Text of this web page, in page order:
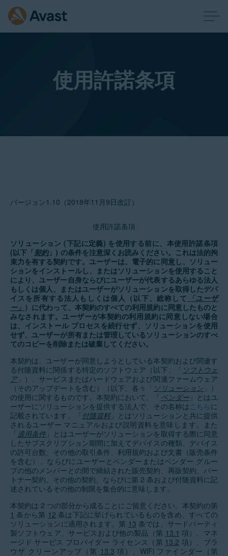
使用許諾条項
バージョン1.10（2018年11月9日改訂）
使用許諾条項
ソリューション (下記に定義) を使用する前に、本使用許諾条項
(以下「契約」) の条件を注意深くお読みください。これは法的拘
束力を有する契約です。ユーザーは、電子的に同意し、ソリュー
ションをインストールし、またはソリューションを使用すること
により、ユーザー自身ならびにユーザーが代表するあらゆる法人
もしくは個人、またはユーザーがソリューションを取得したデバ
イスを所有する法人もしくは個人（以下、総称して
「ユーザ
ー」 ）に代わって、本契約のすべての利用規約に同意したものと
みなされます。ユーザーが本契約の利用規約に同意しない場合
は、インストール プロセスを続行せず、ソリューションを使用
せず、ユーザーが所有または管理しているソリューションのすべ
てのコピーを削除または破棄してください。
本契約は、ユーザーが同意しようとしている本契約および関連す
る付随資料に関係する特定のソフトウェア（以下、「 ソフトウェ
ア」）、サービスまたはハードウェアおよび関連ファームウェア
（そのアップデートを含む）（以下、各々「 ソリューション」）
の使用に関するものです。本契約において、「 ベンダー」とはユ
ーザーにソリューションを提供する法人で、その名称は こちらに
記載されています。「 付随資料 」とはソリューションと共に提供
されるユーザー マニュアルおよび説明資料を意味します。また
「 適用条件」とはユーザーがソリューションを取得する際に同意
したサブスクリプション期間に加えてデバイスの種類、デバイス
の許可台数、その他の取引条件、利用規約および文書（販売条件
を含む）、ならびにユーザーとベンダーまたはベンダー グルー
プの他のメンバーとの間で締結された販売契約、再販契約、パー
トナー契約、その他の契約、ならびに第 2 条および付随資料に記
述されているその他の制限を集合的に意味します。
本契約は 2 つの部分から成ることにご留意ください。本契約の第
1 条から第 12 条は下記に挙げられているものを含め、すべての
ソリューションに適用されます。第 13 条では、サードパーティ
製ソフトウェア、サービスおよび他の製品（第 13.1 項）、マネ
ージド サービス プロバイダー ライセンス（第 13.2 項）、ブラ
ウザ クリーンアップ（第 13.3 項）、WiFi ファインダー（第